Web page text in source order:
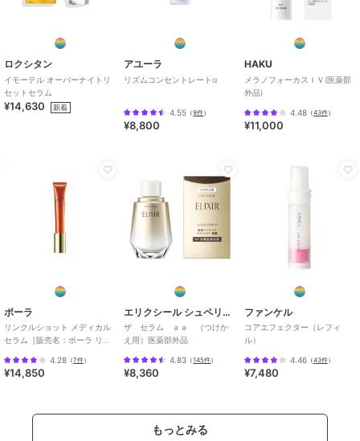
ロクシタン
イモーテル オーバーナイトリ
セットセラム
¥14,630 新着
アユーラ
リズムコンセントレートα
4.55 （9件）
¥8,800
HAKU
メラノフォーカスＩＶ(医薬部
外品)
4.48（43件）
¥11,000
ポーラ
リンクルショット メディカル
セラム［販売名：ポーラ リン
4.28 （7件）
¥14,850
エリクシール シュペリエル
ザ セラム ａａ （つけか
え用）医薬部外品
4.83 （145件）
¥8,360
ファンケル
コアエフェクター（レフィ
ル）
4.46（43件）
¥7,480
もっとみる